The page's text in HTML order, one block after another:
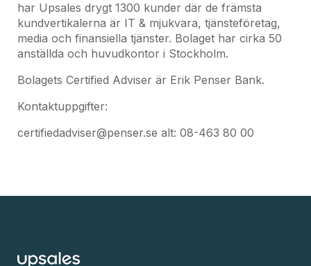
har Upsales drygt 1300 kunder där de främsta
kundvertikalerna är IT & mjukvara, tjänsteföretag,
media och finansiella tjänster. Bolaget har cirka 50
anställda och huvudkontor i Stockholm.
Bolagets Certified Adviser är Erik Penser Bank.
Kontaktuppgifter:
certifiedadviser@penser.se alt: 08-463 80 00